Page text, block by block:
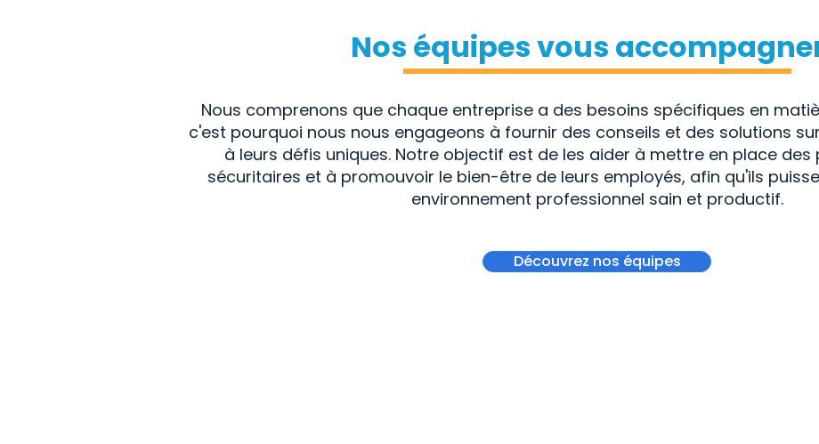
Nos équipes vous
Nous comprenons que chaque entreprise a des besoins spécifiques en
c'est pourquoi nous nous engageons à fournir des conseils et des solutions
à leurs défis uniques. Notre objectif est de les aider à mettre en place
sécuritaires et à promouvoir le bien-être de leurs employés, afin qu'ils
environnement professionnel sain et productif.
Découvrez nos équipes